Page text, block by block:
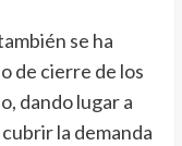
se ha
de cierre de los
dando lugar a
la demanda